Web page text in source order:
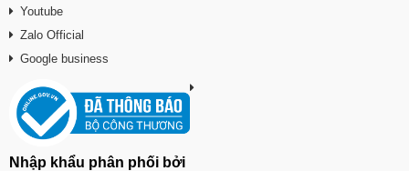
Youtube
Zalo Official
Google business
Nhập khẩu phân phối bởi